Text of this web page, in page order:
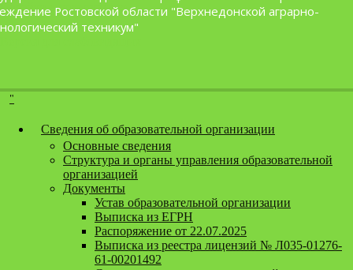
Перейти к содержанию
Ростовской области "Верхнедонской аграрно-
техникум"
Сведения об образовательной организации
Основные сведения
Структура и органы управления образовательной
организацией
Документы
Устав образовательной организации
Выписка из ЕГРН
Распоряжение от 22.07.2025
Выписка из реестра лицензий № Л035-01276-
61-00201492